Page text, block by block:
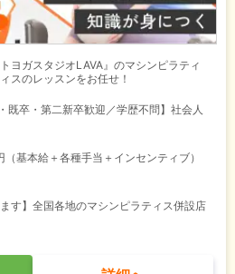
ヨガスタジオLAVA』のマシンピラティ
スのレッスンをお任せ！
既卒・第二新卒歓迎／学歴不問】社会人
（基本給＋各種手当＋インセンティブ）
ます】全国各地のマシンピラティス併設店